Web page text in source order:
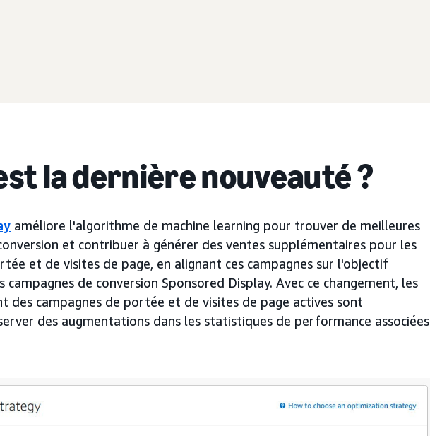
la dernière nouveauté ?
améliore l'algorithme de machine learning pour trouver de meilleures
et contribuer à générer des ventes supplémentaires pour les
et de visites de page, en alignant ces campagnes sur l'objectif
de conversion Sponsored Display. Avec ce changement, les
des campagnes de portée et de visites de page actives sont
des augmentations dans les statistiques de performance associées